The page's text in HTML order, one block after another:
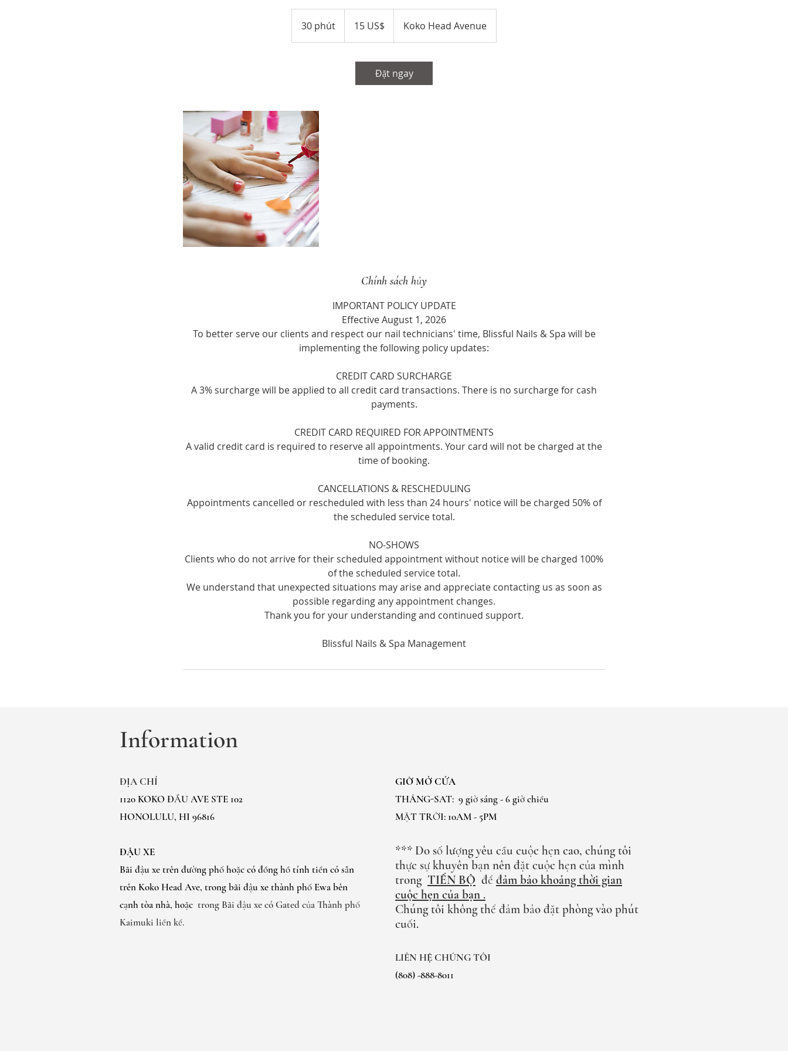
30 phút
0
15 US$ Koko Head Avenue
Đặt ngay
Chính sách hủy
IMPORTANT POLICY UPDATE
Effective August 1, 2026
To better serve our clients and respect our nail technicians' time, Blissful Nails & Spa will be
implementing the following policy updates:
CREDIT CARD SURCHARGE
A 3% surcharge will be applied to all credit card transactions. There is no surcharge for cash
payments.
CREDIT CARD REQUIRED FOR APPOINTMENTS
A valid credit card is required to reserve all appointments. Your card will not be charged at the
time of booking.
CANCELLATIONS & RESCHEDULING
Appointments cancelled or rescheduled with less than 24 hours' notice will be charged 50% of
the scheduled service total.
NO-SHOWS
Clients who do not arrive for their scheduled appointment without notice will be charged 100%
of the scheduled service total.
We understand that unexpected situations may arise and appreciate contacting us as soon as
possible regarding any appointment changes.
Thank you for your understanding and continued support.
Information
ĐỊA CHỈ
1120 KOKO ĐẦU AVE STE 102
HONOLULU, HI 96816
ĐẬU XE
Bãi đậu xe trên đường phố hoặc có đồng hồ tính tiền có sẵn
trên Koko Head Ave, trong bãi đậu xe thành phố Ewa bên
cạnh tòa nhà, hoặc trong Bãi đậu xe có Gated của Thành phố
Kaimuki liền kề.
GIỜ MỞ CỬA
THÁNG-SAT: 9 giờ sáng - 6 giờ chiều
MẶT TRỜI: 10AM - 5PM
*** Do số lượng yêu cầu cuộc hẹn cao, chúng tôi
thực sự khuyên bạn nên đặt cuộc hẹn của mình
trong TIẾN BỘ để đảm bảo khoảng thời gian
cuộc hẹn của bạn .
Chúng tôi không thể đảm bảo đặt phòng vào phút
cuối.
LIÊN HỆ CHÚNG TÔI
(808) -888-8011